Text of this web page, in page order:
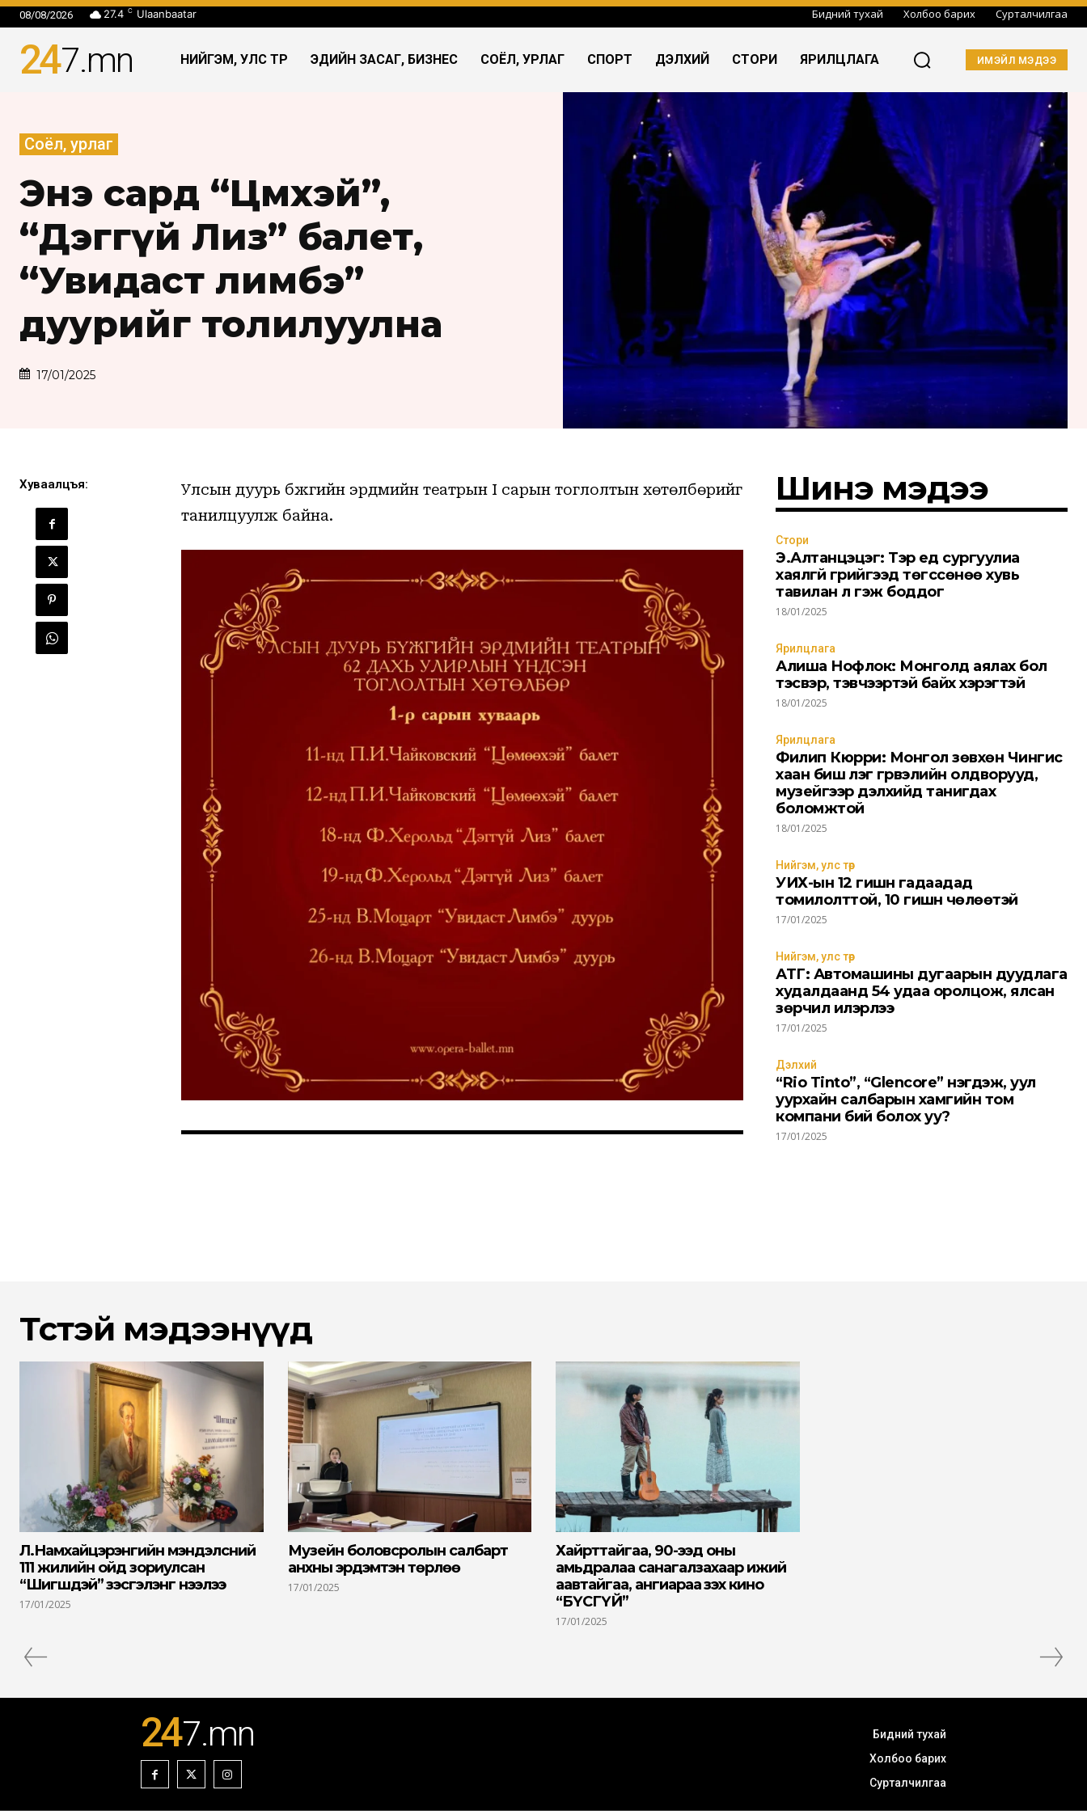
Имэйл мэдээ
Та имэйл хаягаа бүртгүүлэн тухайн өдрийн мэдээ, мэдээллийг
үйлчилгээний нөхцөлүүдтэйтанилцсан.
08/08/2026 27.4 C Ulaanbaatar Бидний тухай Холбоо барих Сурталчилгаа
247.mn НИЙГЭМ, УЛС ТӨР ЭДИЙН ЗАСАГ, БИЗНЕС СОЁЛ, УРЛАГ СПОРТ ДЭЛХИЙ СТОРИ ЯРИЛЦЛАГА ИМЭЙЛ МЭДЭЭ
Соёл, урлаг
Энэ сард “Цөмөөхэй”,
“Дэггүй Лиз” балет,
“Увидаст лимбэ”
дуурийг толилуулна
17/01/2025
Хуваалцъя:
Улсын дуурь бүжгийн эрдмийн театрын I сарын тоглолтын хөтөлбөрийг
танилцуулж байна.
Шинэ мэдээ
Стори
Э.Алтанцэцэг: Тэр үед сургуулиа
хаялгүй гүрийгээд төгссөнөө хувь
тавилан л гэж боддог
18/01/2025
Ярилцлага
Алиша Нофлок: Монголд аялах бол
тэсвэр, тэвчээртэй байх хэрэгтэй
18/01/2025
Ярилцлага
Филип Кюрри: Монгол зөвхөн Чингис
хаан биш үлэг гүрвэлийн олдворууд,
музейгээр дэлхийд танигдах
боломжтой
18/01/2025
Нийгэм, улс төр
УИХ-ын 12 гишүүн гадаадад
томилолттой, 10 гишүүн чөлөөтэй
17/01/2025
Нийгэм, улс төр
АТГ: Автомашины дугаарын дуудлага
худалдаанд 54 удаа оролцож, ялсан
зөрчил илэрлээ
17/01/2025
Дэлхий
“Rio Tinto”, “Glencore” нэгдэж, уул
уурхайн салбарын хамгийн том
компани бий болох уу?
17/01/2025
Төстэй мэдээнүүд
Л.Намхайцэрэнгийн мэндэлсний
111 жилийн ойд зориулсан
“Шигшдэй” үзэсгэлэнг нээлээ
17/01/2025
Музейн боловсролын салбарт
анхны эрдэмтэн төрлөө
17/01/2025
Хайрттайгаа, 90-ээд оны
амьдралаа санагалзахаар ижий
аавтайгаа, ангиараа үзэх кино
“БҮСГҮЙ”
17/01/2025
247.mn
Бидний тухай
Холбоо барих
Сурталчилгаа